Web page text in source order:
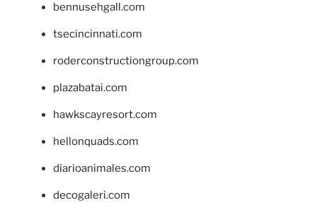
bennusehgall.com
tsecincinnati.com
roderconstructiongroup.com
plazabatai.com
hawkscayresort.com
hellonquads.com
diarioanimales.com
decogaleri.com